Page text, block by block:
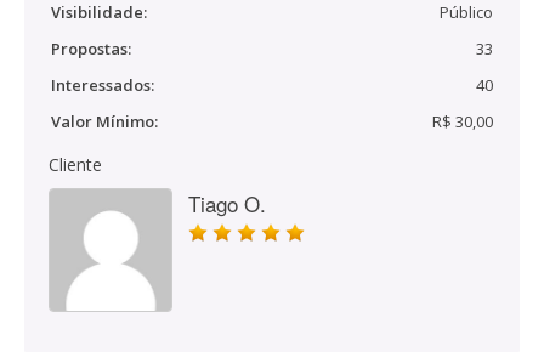
Visibilidade:
Público
Propostas:
33
Interessados:
40
Valor Mínimo:
R$ 30,00
Cliente
Tiago O.